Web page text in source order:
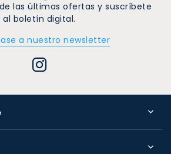
las últimas ofertas y suscríbete
al boletín digital.
a nuestro newsletter